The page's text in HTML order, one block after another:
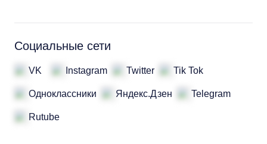
Социальные сети
VK Instagram Twitter Tik Tok
Одноклассники Яндекс.Дзен Telegram
Rutube